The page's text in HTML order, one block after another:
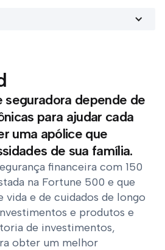
seguradora depende de
para ajudar cada
uma apólice que
de sua família.
financeira com 150
na Fortune 500 e que
vida e de cuidados de longo
e produtos e
de investimentos,
obter um melhor